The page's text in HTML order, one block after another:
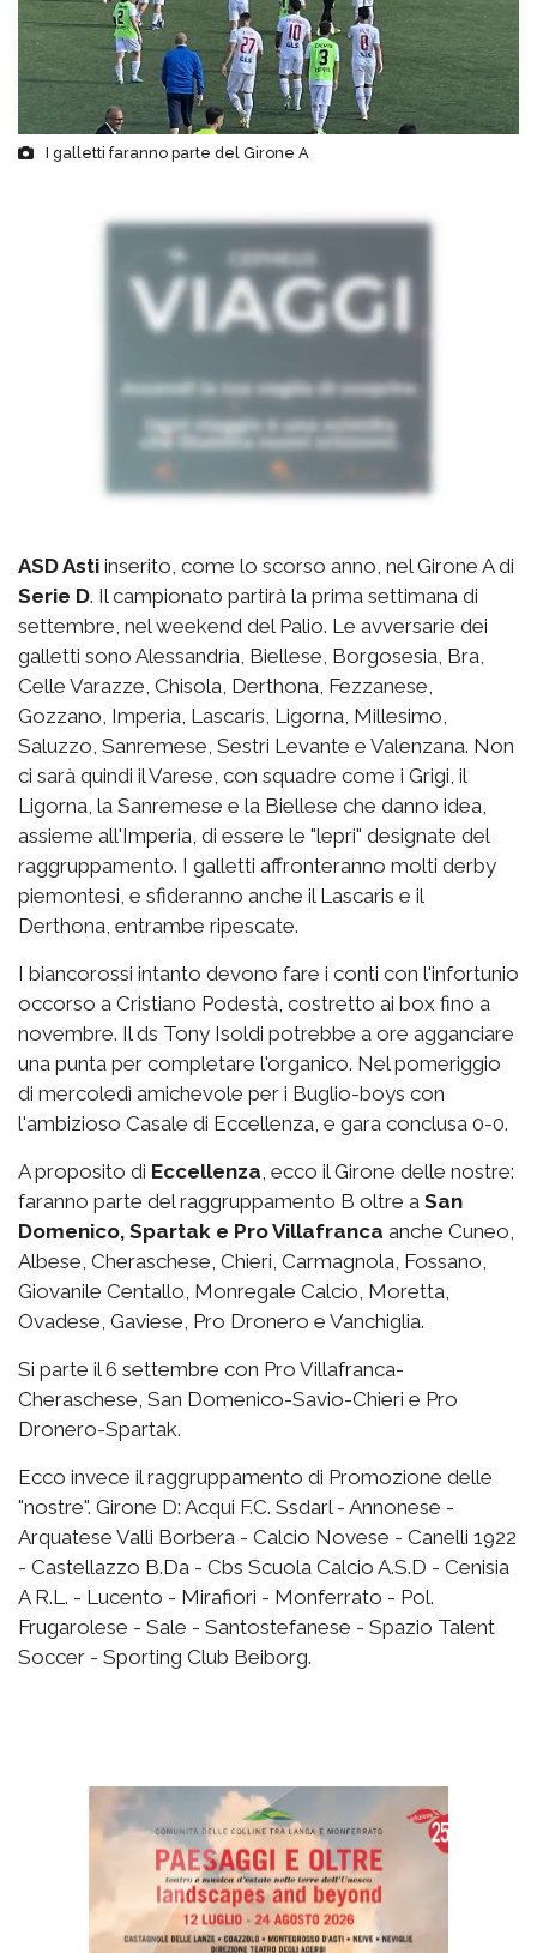
I galletti faranno parte del Girone A
ASD Asti inserito, come lo scorso anno, nel Girone A di
Serie D. Il campionato partirà la prima settimana di
settembre, nel weekend del Palio. Le avversarie dei
galletti sono Alessandria, Biellese, Borgosesia, Bra,
Celle Varazze, Chisola, Derthona, Fezzanese,
Gozzano, Imperia, Lascaris, Ligorna, Millesimo,
Saluzzo, Sanremese, Sestri Levante e Valenzana. Non
ci sarà quindi il Varese, con squadre come i Grigi, il
Ligorna, la Sanremese e la Biellese che danno idea,
assieme all'Imperia, di essere le "lepri" designate del
raggruppamento. I galletti affronteranno molti derby
piemontesi, e sfideranno anche il Lascaris e il
Derthona, entrambe ripescate.
I biancorossi intanto devono fare i conti con l'infortunio
occorso a Cristiano Podestà, costretto ai box fino a
novembre. Il ds Tony Isoldi potrebbe a ore agganciare
una punta per completare l'organico. Nel pomeriggio
di mercoledì amichevole per i Buglio-boys con
l'ambizioso Casale di Eccellenza, e gara conclusa 0-0.
A proposito di Eccellenza, ecco il Girone delle nostre:
faranno parte del raggruppamento B oltre a San
Domenico, Spartak e Pro Villafranca anche Cuneo,
Albese, Cheraschese, Chieri, Carmagnola, Fossano,
Giovanile Centallo, Monregale Calcio, Moretta,
Ovadese, Gaviese, Pro Dronero e Vanchiglia.
Si parte il 6 settembre con Pro Villafranca-
Cheraschese, San Domenico-Savio-Chieri e Pro
Dronero-Spartak.
Ecco invece il raggruppamento di Promozione delle
"nostre". Girone D: Acqui F.C. Ssdarl - Annonese -
Arquatese Valli Borbera - Calcio Novese - Canelli 1922
- Castellazzo B.Da - Cbs Scuola Calcio A.S.D - Cenisia
A R.L. - Lucento - Mirafiori - Monferrato - Pol.
Frugarolese - Sale - Santostefanese - Spazio Talent
Soccer - Sporting Club Beiborg.